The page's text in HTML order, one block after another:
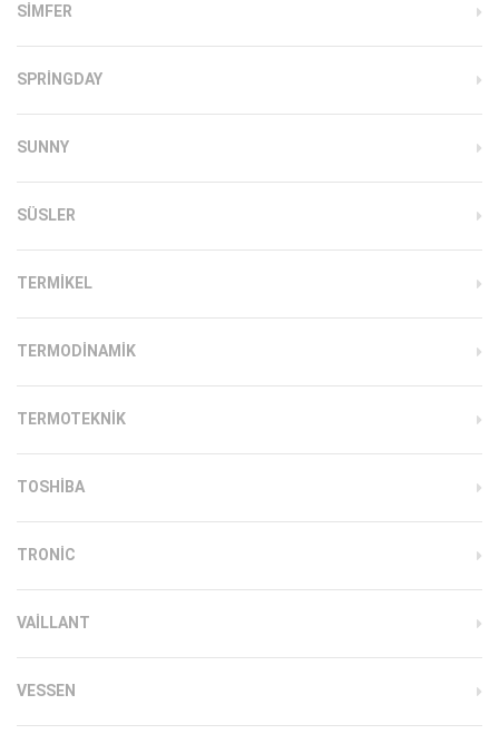
SIMFER
SPRINGDAY
SUNNY
SÜSLER
TERMIKEL
TERMODINAMIK
TERMOTEKNIK
TOSHIBA
TRONIC
VAILLANT
VESSEN